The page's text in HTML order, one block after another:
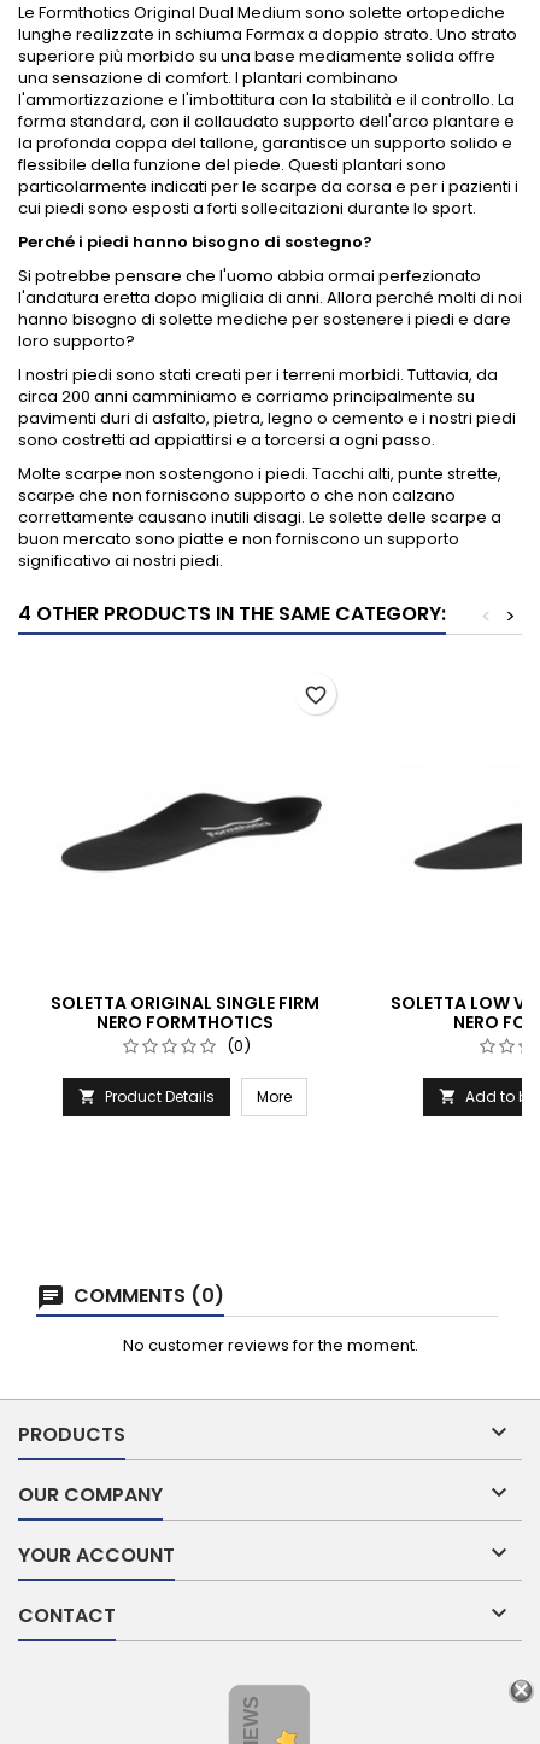
Le Formthotics Original Dual Medium sono solette ortopediche
lunghe realizzate in schiuma Formax a doppio strato. Uno strato
superiore più morbido su una base mediamente solida offre
una sensazione di comfort. I plantari combinano
l'ammortizzazione e l'imbottitura con la stabilità e il controllo. La
forma standard, con il collaudato supporto dell'arco plantare e
la profonda coppa del tallone, garantisce un supporto solido e
flessibile della funzione del piede. Questi plantari sono
particolarmente indicati per le scarpe da corsa e per i pazienti i
cui piedi sono esposti a forti sollecitazioni durante lo sport.
Perché i piedi hanno bisogno di sostegno?
Si potrebbe pensare che l'uomo abbia ormai perfezionato
l'andatura eretta dopo migliaia di anni. Allora perché molti di noi
hanno bisogno di solette mediche per sostenere i piedi e dare
loro supporto?
I nostri piedi sono stati creati per i terreni morbidi. Tuttavia, da
circa 200 anni camminiamo e corriamo principalmente su
pavimenti duri di asfalto, pietra, legno o cemento e i nostri piedi
sono costretti ad appiattirsi e a torcersi a ogni passo.
Molte scarpe non sostengono i piedi. Tacchi alti, punte strette,
scarpe che non forniscono supporto o che non calzano
correttamente causano inutili disagi. Le solette delle scarpe a
buon mercato sono piatte e non forniscono un supporto
significativo ai nostri piedi.
4 OTHER PRODUCTS IN THE SAME CATEGORY: >
<
SOLETTA ORIGINAL SINGLE FIRM
NERO FORMTHOTICS
(0)
 Product Details More
favorite_border
SOLETTA LOW
NERO
 Add to
COMMENTS (0)
No customer reviews for the moment.
PRODUCTS 
OUR COMPANY 
YOUR ACCOUNT 
CONTACT 